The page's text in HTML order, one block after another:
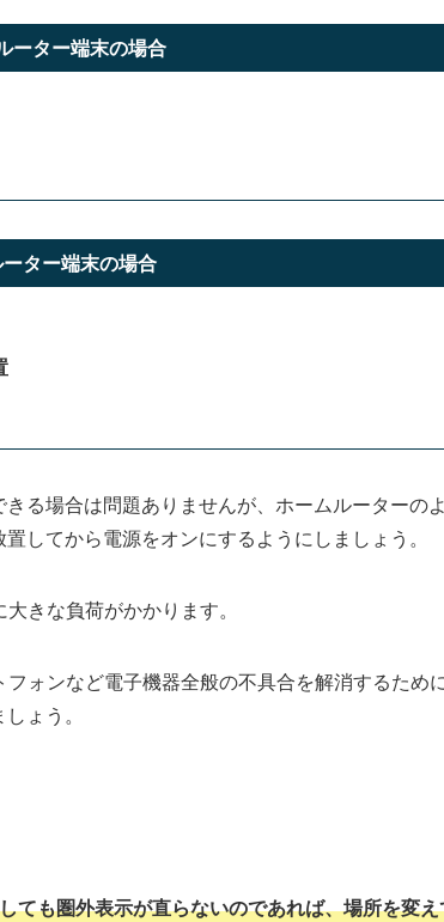
ーター端末の場合
ター端末の場合
る場合は問題ありませんが、ホームルーターの
してから電源をオンにするようにしましょう。
きな負荷がかかります。
ォンなど電子機器全般の不具合を解消するため
ょう。
ても圏外表示が直らないのであれば、場所を変